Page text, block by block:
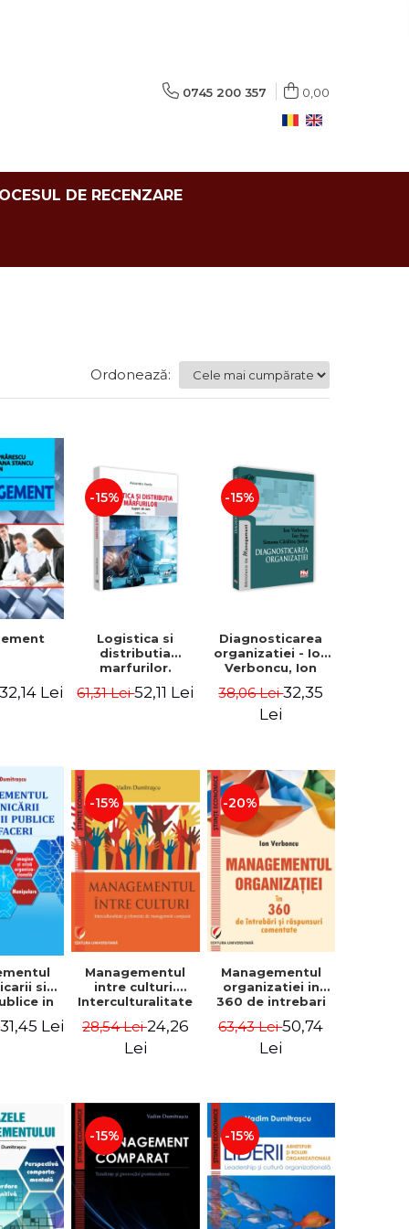
0745 200 357 0,00
DE RECENZARE
Ordonează:
32,14 Lei
-15%
Logistica si
distributia
marfurilor.
Editia a VI-a -
61,31 Lei52,11 Lei
-15%
Diagnosticarea
organizatiei - Ion
Verboncu, Ion
Catalina Stefan
38,06 Lei32,35
Lei
si
in
31,45 Lei
-15%
Managementul
intre culturi.
Interculturalitate
management
comparat -
28,54 Lei24,26
Lei
-20%
Managementul
organizatiei in
360 de intrebari
comentate - Ion
Verboncu
63,43 Lei50,74
Lei
-15% -15%